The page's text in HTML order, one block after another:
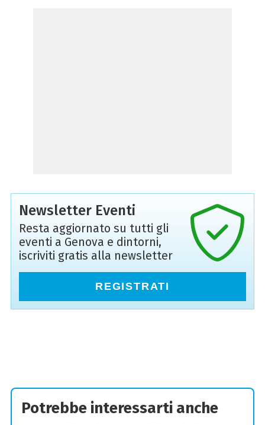
Newsletter Eventi
Resta aggiornato su tutti gli
eventi a Genova e dintorni,
iscriviti gratis alla newsletter
REGISTRATI
Potrebbe interessarti anche